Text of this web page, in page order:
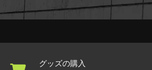
グッズの購入